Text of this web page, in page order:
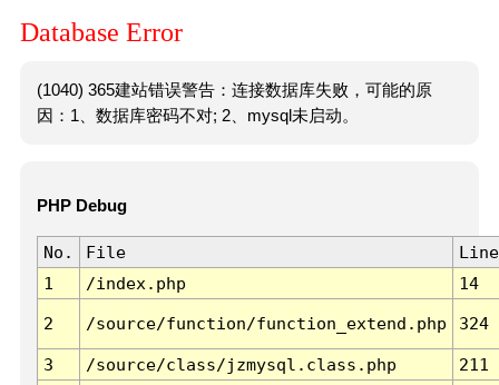
Database Error
(1040) 365建站错误警告：连接数据库失败，可能的原
因：1、数据库密码不对; 2、mysql未启动。
PHP Debug
No. File
Line
1
/index.php 14
2 /source/function/function_extend.php 324
3 /source/class/jzmysql.class.php
211